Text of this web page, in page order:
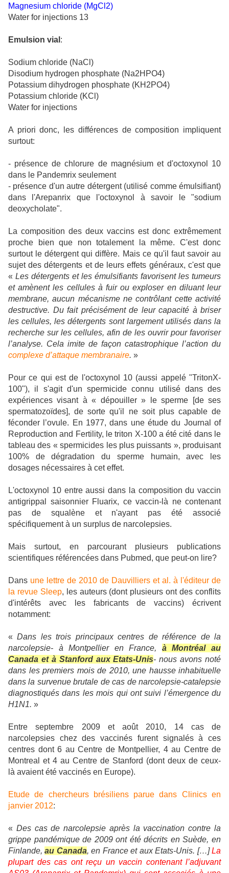
Magnesium chloride (MgCl2)
Water for injections 13
Emulsion vial :
Sodium chloride (NaCl)
Disodium hydrogen phosphate (Na2HPO4)
Potassium dihydrogen phosphate (KH2PO4)
Potassium chloride (KCl)
Water for injections
A priori donc, les différences de composition impliquent
surtout:
- présence de chlorure de magnésium et d'octoxynol 10
dans le Pandemrix seulement
- présence d'un autre détergent (utilisé comme émulsifiant)
dans l'Arepanrix que l'octoxynol à savoir le "sodium
deoxycholate".
La composition des deux vaccins est donc extrêmement
proche bien que non totalement la même. C'est donc
surtout le détergent qui diffère. Mais ce qu'il faut savoir au
sujet des détergents et de leurs effets généraux, c'est que
« Les détergents et les émulsifiants favorisent les tumeurs
et amènent les cellules à fuir ou exploser en diluant leur
membrane, aucun mécanisme ne contrôlant cette activité
destructive. Du fait précisément de leur capacité à briser
les cellules, les détergents sont largement utilisés dans la
recherche sur les cellules, afin de les ouvrir pour favoriser
l’analyse. Cela imite de façon catastrophique l’action du
complexe d’attaque membranaire. »
Pour ce qui est de l'octoxynol 10 (aussi appelé "TritonX-
100"), il s'agit d'un spermicide connu utilisé dans des
expériences visant à « dépouiller » le sperme [de ses
spermatozoïdes], de sorte qu'il ne soit plus capable de
féconder l’ovule. En 1977, dans une étude du Journal of
Reproduction and Fertility, le triton X-100 a été cité dans le
tableau des « spermicides les plus puissants », produisant
100% de dégradation du sperme humain, avec les
dosages nécessaires à cet effet.
L'octoxynol 10 entre aussi dans la composition du vaccin
antigrippal saisonnier Fluarix, ce vaccin-là ne contenant
pas de squalène et n'ayant pas été associé
spécifiquement à un surplus de narcolepsies.
Mais surtout, en parcourant plusieurs publications
scientifiques référencées dans Pubmed, que peut-on lire?
Dans une lettre de 2010 de Dauvilliers et al. à l'éditeur de
la revue Sleep, les auteurs (dont plusieurs ont des conflits
d'intérêts avec les fabricants de vaccins) écrivent
notamment:
«Dans les trois principaux centres de référence de la
narcolepsie- à Montpellier en France, à Montréal au
Canada et à Stanford aux Etats-Unis- nous avons noté
dans les premiers mois de 2010, une hausse inhabituelle
dans la survenue brutale de cas de narcolepsie-catalepsie
diagnostiqués dans les mois qui ont suivi l’émergence du
H1N1. »
Entre septembre 2009 et août 2010, 14 cas de
narcolepsies chez des vaccinés furent signalés à ces
centres dont 6 au Centre de Montpellier, 4 au Centre de
Montreal et 4 au Centre de Stanford (dont deux de ceux-
là avaient été vaccinés en Europe).
Etude de chercheurs brésiliens parue dans Clinics en
janvier 2012:
« Des cas de narcolepsie après la vaccination contre la
grippe pandémique de 2009 ont été décrits en Suède, en
Finlande,au Canada, en France et aux Etats-Unis. […]La
plupart des cas ont reçu un vaccin contenant l’adjuvant